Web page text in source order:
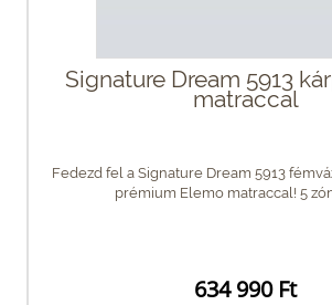
Signature Dream 5913
matraccal
Fedezd fel a Signature Dream 5913
prémium Elemo matraccal! 5
634 990 Ft